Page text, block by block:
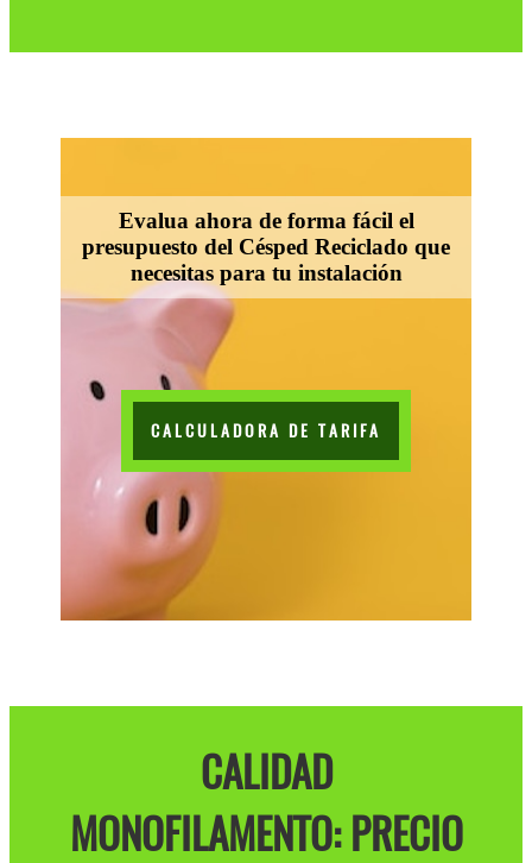
Evalua ahora de forma fácil el
presupuesto del Césped Reciclado que
necesitas para tu instalación
CALCULADORA DE TARIFA
CALIDAD
MONOFILAMENTO: PRECIO